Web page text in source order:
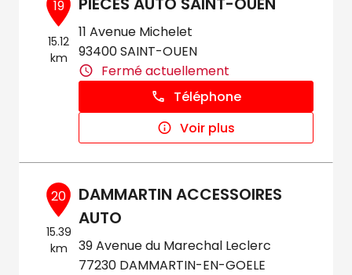
19
15.12
km
11 Avenue Michelet
93400 SAINT-OUEN
Fermé actuellement
Téléphone
Voir plus
20
15.39
km
DAMMARTIN ACCESSOIRES
AUTO
39 Avenue du Marechal Leclerc
77230 DAMMARTIN-EN-GOELE